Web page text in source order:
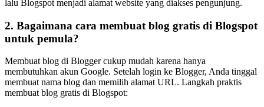
lalu Blogspot menjadi alamat website yang diakses pengunjung.
2. Bagaimana cara membuat blog gratis di Blogspot
untuk pemula?
Membuat blog di Blogger cukup mudah karena hanya
membutuhkan akun Google. Setelah login ke Blogger, Anda tinggal
membuat nama blog dan memilih alamat URL. Langkah praktis
membuat blog gratis di Blogspot: